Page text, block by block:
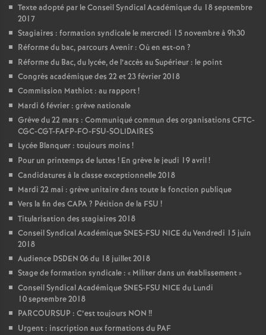
Texte adopté par le Conseil Syndical Académique du 18 septembre
2017
Stagiaires : formation syndicale le mercredi 15 novembre à 9h30
Réforme du bac, parcours Avenir : Où en est-on ?
Réforme du Bac, du lycée, de l’accès au Supérieur : le point
Congrès académique des 22 et 23 février 2018
Commission Mathiot : au rapport!
Mardi 6 février : grève nationale
Grève du 22 mars : Communiqué commun des organisations CFTC-
CGC-CGT-FAFP-FO-FSU-SOLIDAIRES
Lycée Blanquer : toujours moins !
Pour un printemps de luttes ! En grève le jeudi 19 avril!
Candidatures à la classe exceptionnelle 2018
Mardi 22 mai : grève unitaire dans toute la fonction publique
Vers la fin des CAPA? Pétition de la FSU !
Titularisation des stagiaires 2018
Conseil Syndical Académique SNES-FSU NICE du Vendredi 15 juin
2018
Audience DSDEN 06 du 18 juillet 2018
Stage de formation syndicale : « Militer dans un établissement»
Conseil Syndical Académique SNES-FSU NICE du Lundi
10 septembre 2018
PARCOURSUP : C’est toujours NON !!
Urgent : inscription aux formations du PAF